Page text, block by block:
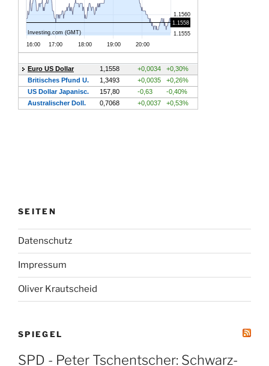
SEITEN
Datenschutz
Impressum
Oliver Krautscheid
SPIEGEL
SPD - Peter Tschentscher: Schwarz-